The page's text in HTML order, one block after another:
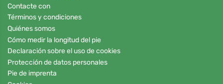
Contacte con
Términos y condiciones
Quiénes somos
Cómo medir la longitud del pie
Declaración sobre el uso de cookies
Protección de datos personales
Pie de imprenta